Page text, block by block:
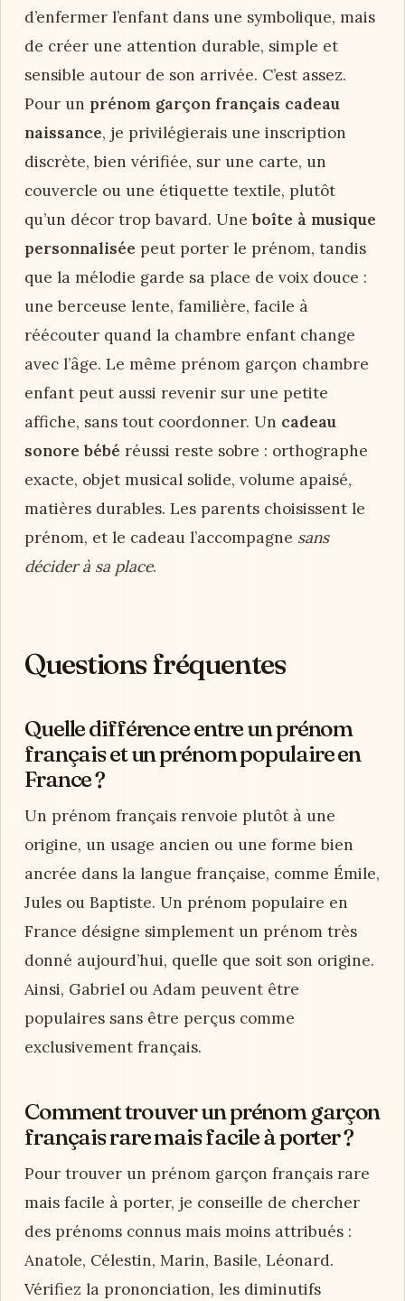
d’enfermer l’enfant dans une symbolique, mais
de créer une attention durable, simple et
sensible autour de son arrivée. C’est assez.
Pour un prénom garçon français cadeau
naissance, je privilégierais une inscription
discrète, bien vérifiée, sur une carte, un
couvercle ou une étiquette textile, plutôt
qu’un décor trop bavard. Uneboîte à musique
personnalisée peut porter le prénom, tandis
que la mélodie garde sa place de voix douce :
une berceuse lente, familière, facile à
réécouter quand la chambre enfant change
avec l’âge. Le même prénom garçon chambre
enfant peut aussi revenir sur une petite
affiche, sans tout coordonner. Un cadeau
sonore bébé réussi reste sobre : orthographe
exacte, objet musical solide, volume apaisé,
matières durables. Les parents choisissent le
prénom, et le cadeau l’accompagne sans
décider à sa place.
Questions fréquentes
Quelle différence entre un prénom
français et un prénom populaire en
France ?
Un prénom français renvoie plutôt à une
origine, un usage ancien ou une forme bien
ancrée dans la langue française, comme Émile,
Jules ou Baptiste. Un prénom populaire en
France désigne simplement un prénom très
donné aujourd’hui, quelle que soit son origine.
Ainsi, Gabriel ou Adam peuvent être
populaires sans être perçus comme
exclusivement français.
Comment trouver un prénom garçon
français rare mais facile à porter ?
Pour trouver un prénom garçon français rare
mais facile à porter, je conseille de chercher
des prénoms connus mais moins attribués :
Anatole, Célestin, Marin, Basile, Léonard.
Vérifiez la prononciation, les diminutifs